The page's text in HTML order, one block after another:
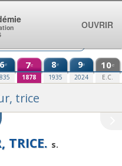
6e 7e
1878
8e
1935
9e
2024
10e
E.C.
trice
TRICE. s.
OUVRIR